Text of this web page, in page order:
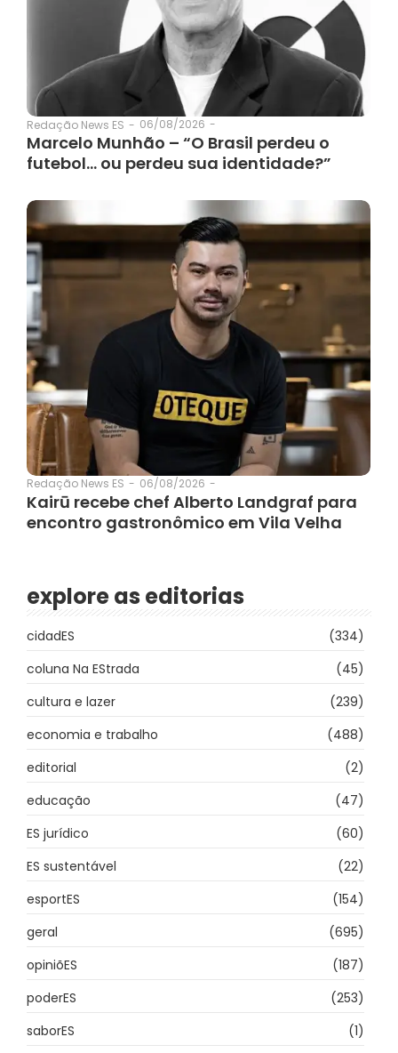
Redação News ES - 06/08/2026 -
Marcelo Munhão – “O Brasil perdeu o
futebol… ou perdeu sua identidade?”
Redação News ES - 06/08/2026 -
Kairū recebe chef Alberto Landgraf para
encontro gastronômico em Vila Velha
explore as editorias
cidadES
(334)
coluna Na EStrada
(45)
cultura e lazer
(239)
economia e trabalho
(488)
editorial
(2)
educação
(47)
ES jurídico
(60)
ES sustentável
(22)
esportES
(154)
geral
(695)
opiniõES
(187)
poderES
(253)
saborES
(1)